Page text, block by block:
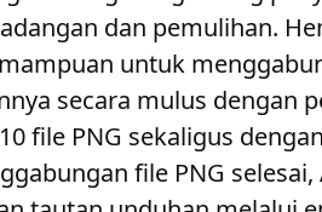
dan pemulihan.
untuk
secara mulus dengan
file PNG sekaligus
file PNG